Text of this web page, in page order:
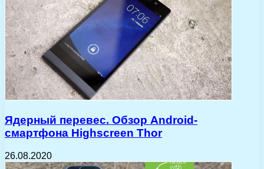
Ядерный перевес. Обзор Android-
смартфона Highscreen Thor
26.08.2020